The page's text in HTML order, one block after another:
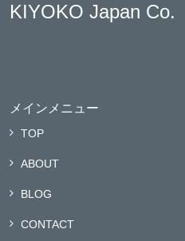
KIYOKO Japan Co.
メインメニュー
TOP
ABOUT
BLOG
CONTACT